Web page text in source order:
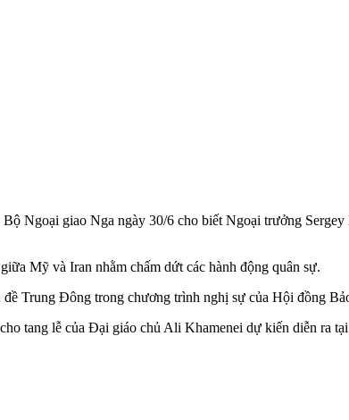
Ngoại giao Nga ngày 30/6 cho biết Ngoại trưởng
Mỹ và Iran nhằm chấm dứt các hành động quân sự.
Trung Đông trong chương trình nghị sự của Hội đồng
tang lễ của Đại giáo chủ Ali Khamenei dự kiến diễn ra